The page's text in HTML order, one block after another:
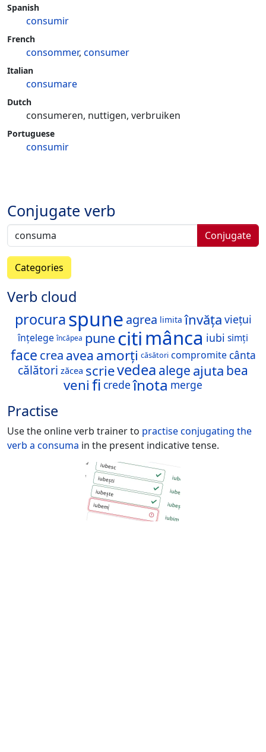
Spanish
consumir
French
consommer, consumer
Italian
consumare
Dutch
consumeren, nuttigen, verbruiken
Portuguese
consumir
Conjugate verb
Conjugate
Categories
Verb cloud
procuraspune agrea limita învăța viețui
înțelege încăpea punecitimânca iubi simți
face crea avea amorți căsători compromite cânta
călători zăcea scrievedea alege ajuta bea
venifi crede înota merge
Practise
Use the online verb trainer to practise conjugating the
verb a consuma in the present indicative tense.